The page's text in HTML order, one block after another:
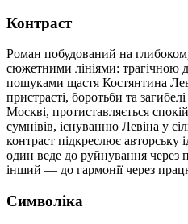
Контраст
Роман побудований на
сюжетними лініями: трагічною
пошуками щастя Костянтина
пристрасті, боротьби та
Москві, протиставляється
сумнівів, існуванню Левіна у
контраст підкреслює авторську
один веде до руйнування через
інший — до гармонії через
Символіка